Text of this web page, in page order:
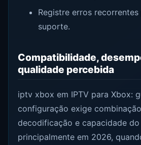
Registre erros
suporte.
Compatibilidade,
qualidade percebida
iptv xbox em IPTV para Xbox:
configuração exige
decodificação e capacidade do
principalmente em 2026,